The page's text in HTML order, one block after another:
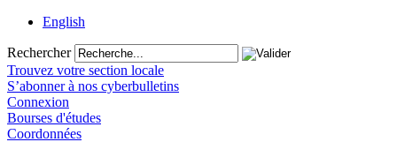
English
Rechercher
Trouvez votre section locale
S’abonner à nos cyberbulletins
Connexion
Bourses d'études
Coordonnées